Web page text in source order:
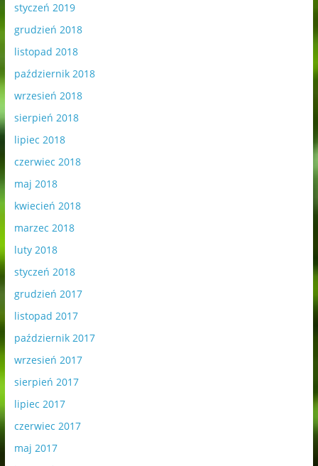
styczeń 2019
grudzień 2018
listopad 2018
październik 2018
wrzesień 2018
sierpień 2018
lipiec 2018
czerwiec 2018
maj 2018
kwiecień 2018
marzec 2018
luty 2018
styczeń 2018
grudzień 2017
listopad 2017
październik 2017
wrzesień 2017
sierpień 2017
lipiec 2017
czerwiec 2017
maj 2017